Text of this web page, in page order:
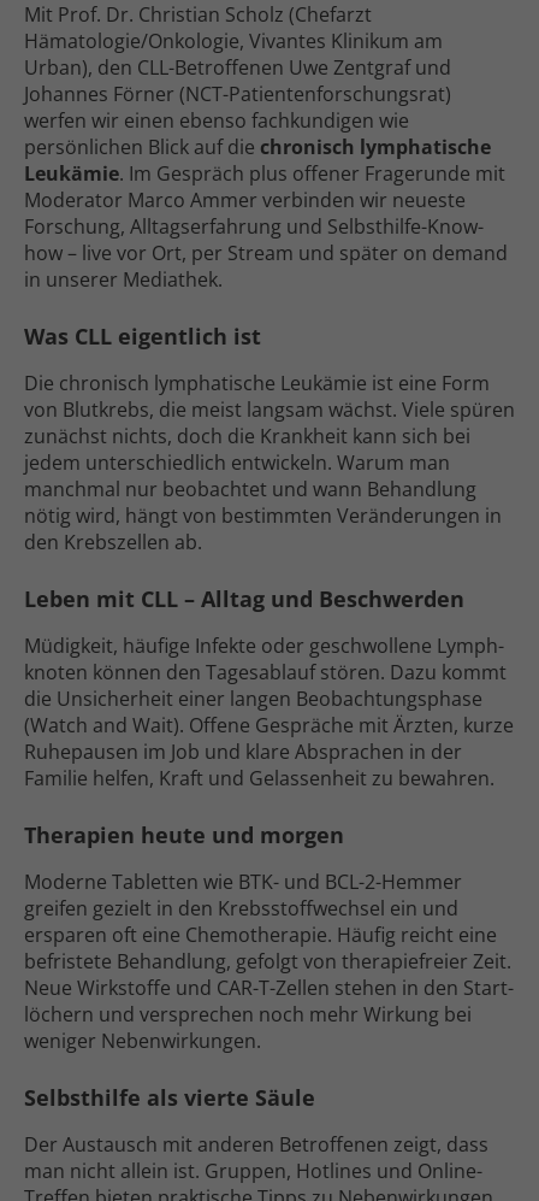
Mit Prof. Dr. Christian Scholz (Chefarzt
Hämatologie/Onkologie, Vivantes Klinikum am
Urban), den CLL-Betroffenen Uwe Zentgraf und
Johannes Förner (NCT-Patienten­forschungsrat)
werfen wir einen ebenso fach­kundigen wie
persönlichen Blick auf die chronisch lymphatische
Leukämie. Im Gespräch plus offener Frage­runde mit
Moderator Marco Ammer verbinden wir neueste
Forschung, Alltags­erfahrung und Selbsthilfe-Know-
how – live vor Ort, per Stream und später on demand
in unserer Mediathek.
Was CLL eigentlich ist
Die chronisch lymphatische Leukämie ist eine Form
von Blut­krebs, die meist langsam wächst. Viele spüren
zunächst nichts, doch die Krankheit kann sich bei
jedem unterschiedlich entwickeln. Warum man
manchmal nur beobachtet und wann Behandlung
nötig wird, hängt von bestimmten Veränderungen in
den Krebs­zellen ab.
Leben mit CLL – Alltag und Beschwerden
Müdigkeit, häufige Infekte oder geschwollene Lymph­
knoten können den Tages­ablauf stören. Dazu kommt
die Unsicherheit einer langen Beobachtungs­phase
(Watch and Wait). Offene Gespräche mit Ärzten, kurze
Ruhe­pausen im Job und klare Absprachen in der
Familie helfen, Kraft und Gelassen­heit zu bewahren.
Therapien heute und morgen
Moderne Tabletten wie BTK- und BCL-2-Hemmer
greifen gezielt in den Krebs­stoff­wechsel ein und
ersparen oft eine Chemo­therapie. Häufig reicht eine
befristete Behandlung, gefolgt von therapie­freier Zeit.
Neue Wirkstoffe und CAR-T-Zellen stehen in den Start­
löchern und versprechen noch mehr Wirkung bei
weniger Nebenwirkungen.
Selbsthilfe als vierte Säule
Der Austausch mit anderen Betroffenen zeigt, dass
man nicht allein ist. Gruppen, Hotlines und Online-